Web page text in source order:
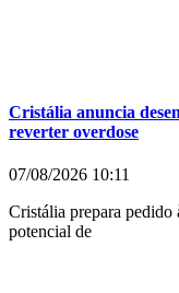
Cristália anuncia
reverter overdose
07/08/2026 10:11
Cristália prepara pedido
potencial de